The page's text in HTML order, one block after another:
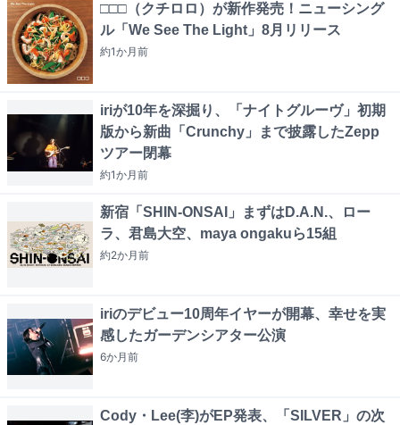
□□□（クチロロ）が新作発売！ニューシング
ル「We See The Light」8月リリース
約1か月前
iriが10年を深掘り、「ナイトグルーヴ」初期
版から新曲「Crunchy」まで披露したZepp
ツアー閉幕
約1か月前
新宿「SHIN-ONSAI」まずはD.A.N.、ロー
ラ、君島大空、maya ongakuら15組
約2か月前
iriのデビュー10周年イヤーが開幕、幸せを実
感したガーデンシアター公演
6か月前
Cody・Lee(李)がEP発表、「SILVER」の次